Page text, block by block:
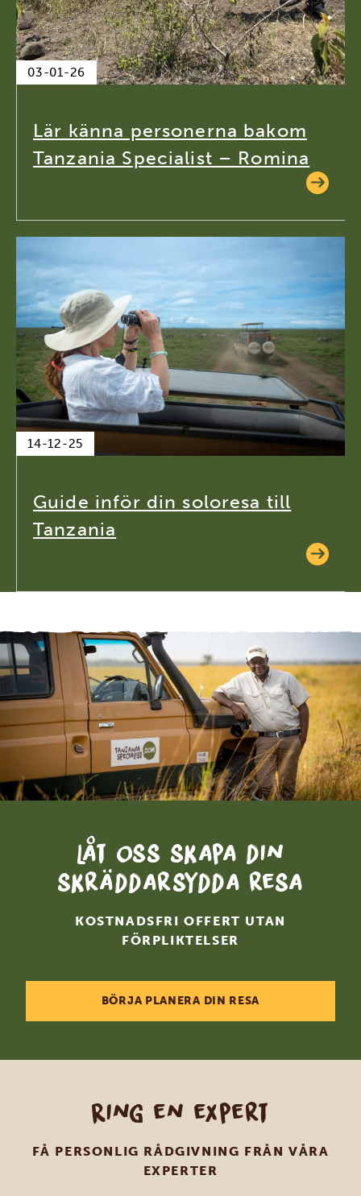
03-01-26
Lär känna personerna bakom
Tanzania Specialist – Romina
14-12-25
Guide inför din soloresa till
Tanzania
Låt oss skapa din
skräddarsydda resa
KOSTNADSFRI OFFERT UTAN
FÖRPLIKTELSER
BÖRJA PLANERA DIN RESA
Ring en expert
FÅ PERSONLIG RÅDGIVNING FRÅN VÅRA
EXPERTER